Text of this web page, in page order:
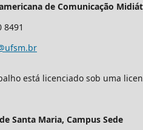
de Comunicação
8491
está licenciado sob uma
Santa Maria, Campus Sede